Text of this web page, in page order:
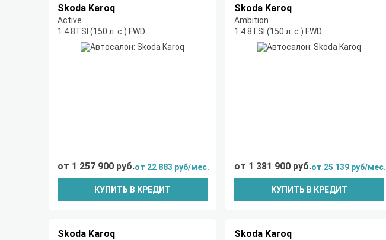
Skoda Karoq
Active
1.4 8TSI (150 л. с.) FWD
от 1 257 900 руб.от 22 883 руб/мес.
КУПИТЬ В КРЕДИТ
Skoda Karoq
Ambition
1.4 8TSI (150 л. с.) FWD
от 1 381 900 руб.от 25 139 руб/мес.
КУПИТЬ В КРЕДИТ
Skoda Karoq Skoda Karoq